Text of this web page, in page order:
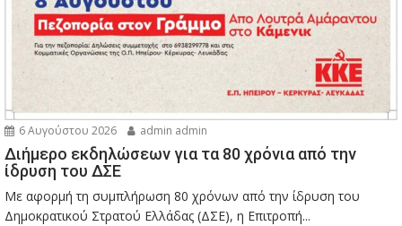
6 Αυγούστου 2026 admin admin
Διήμερο εκδηλώσεων για τα 80 χρόνια από την
ίδρυση του ΔΣΕ
Με αφορμή τη συμπλήρωση 80 χρόνων από την ίδρυση του
Δημοκρατικού Στρατού Ελλάδας (ΔΣΕ), η Επιτροπή...